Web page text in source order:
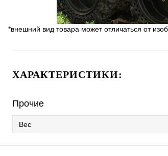
*внешний вид товара может отличаться от
ХАРАКТЕРИСТИКИ:
Прочие
Вес